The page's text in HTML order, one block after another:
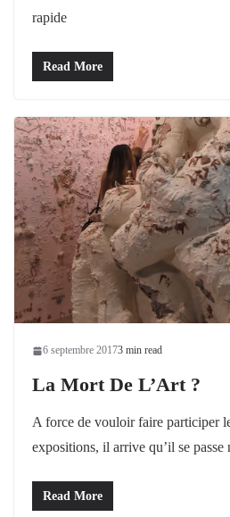
rapide
Read More
6 septembre 20173 min read
La Mort De L’Art ?
A force de vouloir faire participer
expositions, il arrive qu’il se
Read More